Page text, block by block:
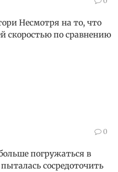
Несмотря на то, что
скоростью по сравнению
0
погружаться в
сосредоточить